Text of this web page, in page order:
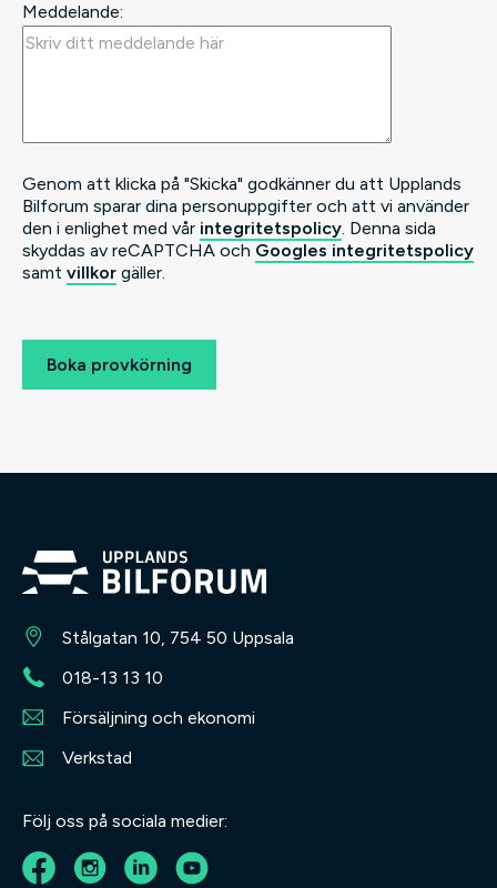
Meddelande:
Genom att klicka på "Skicka" godkänner du att Upplands
Bilforum sparar dina personuppgifter och att vi använder
den i enlighet med vår integritetspolicy. Denna sida
skyddas av reCAPTCHA och Googles integritetspolicy
samt villkor gäller.
Stålgatan 10, 754 50 Uppsala
018-13 13 10
Försäljning och ekonomi
Verkstad
Följ oss på sociala medier: